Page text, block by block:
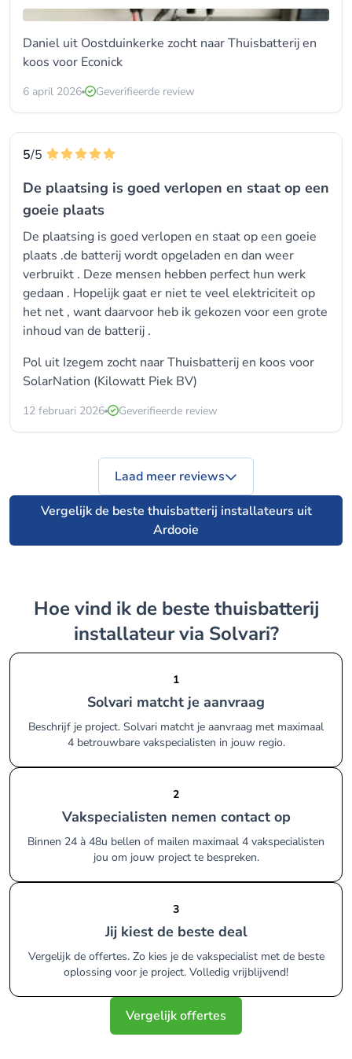
Daniel uit Oostduinkerke zocht naar Thuisbatterij en
koos voor Econick
6 april 2026 Geverifieerde review
5/5
De plaatsing is goed verlopen en staat op een
goeie plaats
De plaatsing is goed verlopen en staat op een goeie
plaats .de batterij wordt opgeladen en dan weer
verbruikt . Deze mensen hebben perfect hun werk
gedaan . Hopelijk gaat er niet te veel elektriciteit op
het net , want daarvoor heb ik gekozen voor een grote
inhoud van de batterij .
Pol uit Izegem zocht naar Thuisbatterij en koos voor
SolarNation (Kilowatt Piek BV)
12 februari 2026 Geverifieerde review
Vergelijk de beste thuisbatterij installateurs uit
Ardooie
Laad meer reviews
Hoe vind ik de beste thuisbatterij
installateur via Solvari?
1
Solvari matcht je aanvraag
Beschrijf je project. Solvari matcht je aanvraag met maximaal
4 betrouwbare vakspecialisten in jouw regio.
2
Vakspecialisten nemen contact op
Binnen 24 à 48u bellen of mailen maximaal 4 vakspecialisten
jou om jouw project te bespreken.
3
Jij kiest de beste deal
Vergelijk de offertes. Zo kies je de vakspecialist met de beste
oplossing voor je project. Volledig vrijblijvend!
Vergelijk offertes